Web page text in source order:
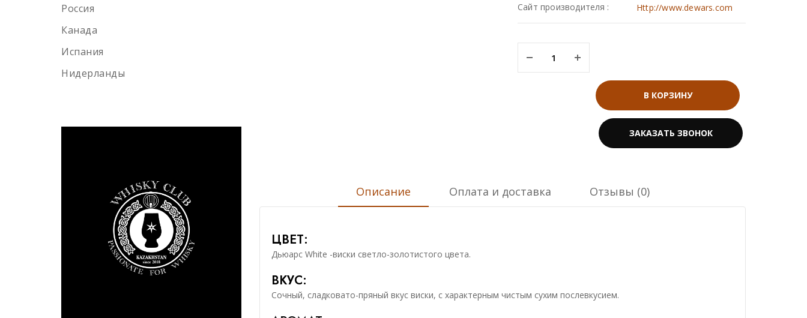
Сайт производителя
Http://www.dewars.com
В КОРЗИНУ
ЗАКАЗАТЬ ЗВОНОК
Описание Оплата и доставка Отзывы (0)
ЦВЕТ:
Дьюарс White -виски светло-золотистого цвета.
ВКУС:
Сочный, сладковато-пряный вкус виски, с характерным чистым сухим послевкусием.
Россия
Канада
Испания
Нидерланды
Johnnie walker
Green spot
Old smuggler